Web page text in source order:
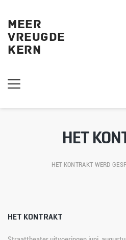
MEER
VREUGDE
KERN
HET
HET KONTRAKT WERD
HET KONTRAKT